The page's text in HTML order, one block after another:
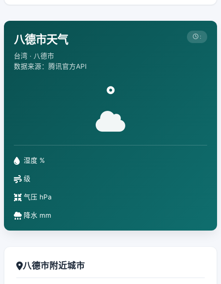
八德市天气
台湾 · 八德市
数据来源：腾讯官方API
:
°
湿度 %
级
气压 hPa
降水 mm
八德市附近城市